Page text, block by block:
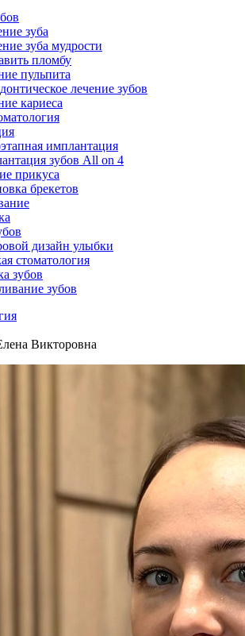
зуба
зуба мудрости
пломбу
пульпита
лечение зубов
кариеса
имплантация
зубов All on 4
прикуса
брекетов
дизайн улыбки
стоматология
зубов
зубов
Викторовна